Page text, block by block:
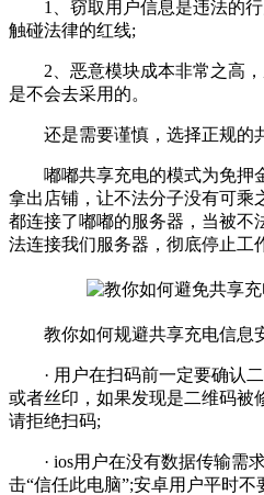
1、窃取用户信息是违法的行
触碰法律的红线;
2、恶意模块成本非常之高，
是不会去采用的。
还是需要谨慎，选择正规的共
嘟嘟共享充电的模式为免押
拿出店铺，让不法分子没有可乘
都连接了嘟嘟的服务器，当被不
法连接我们服务器，彻底停止工
教你如何规避共享充电信息
· 用户在扫码前一定要确认二
或者丝印，如果发现是二维码被
请拒绝扫码;
· ios用户在没有数据传输需
击“信任此电脑”;安卓用户平时不